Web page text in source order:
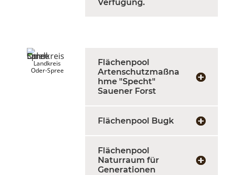
Verfügung.
Landkreis
Oder-Spree
Flächenpool
Artenschutzmaßna
hme "Specht"
Sauener Forst
Flächenpool Bugk
Flächenpool
Naturraum für
Generationen